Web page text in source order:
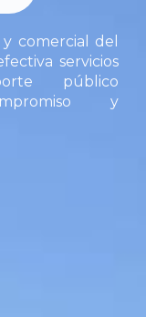
comercial del
servicios
público
y